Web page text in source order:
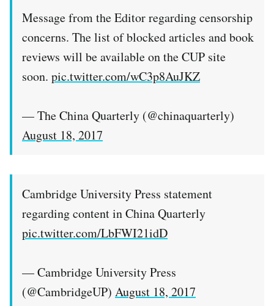
Message from the Editor regarding censorship
concerns. The list of blocked articles and book
reviews will be available on the CUP site
soon. pic.twitter.com/wC3p8AuJKZ
— The China Quarterly (@chinaquarterly)
August 18, 2017
Cambridge University Press statement
regarding content in China Quarterly
pic.twitter.com/LbFWI21idD
— Cambridge University Press
(@CambridgeUP) August 18, 2017